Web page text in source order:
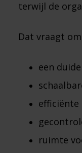
terwijl de
Dat vraagt
een
efficiënte
ruimte